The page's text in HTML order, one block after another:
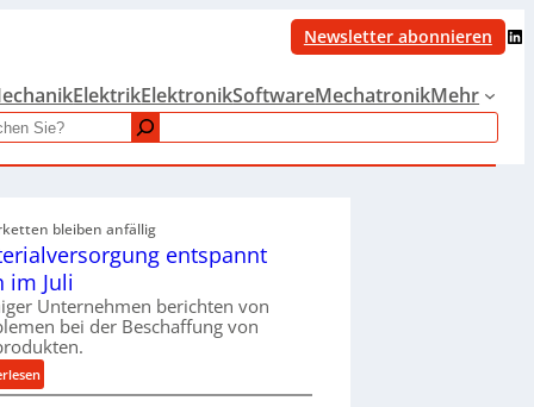
Newsletter abonnieren LinkedIn
ElektrikElektronikSoftwareMechatronikMehr
bleiben anfällig
entspannt
im Juli
Unternehmen berichten von
bei der Beschaffung von
:
M